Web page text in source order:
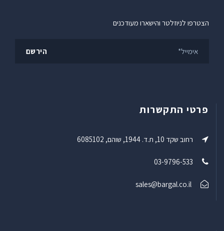
הצטרפו לניוזלטר והישארו מעודכנים
פרטי התקשרות
רחוב שקד 10, ת.ד. 1944, שוהם, 6085102
sales@bargal.co.il